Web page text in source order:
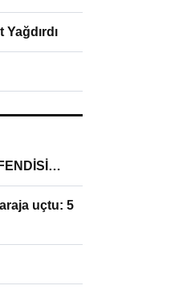
uçtu: 5